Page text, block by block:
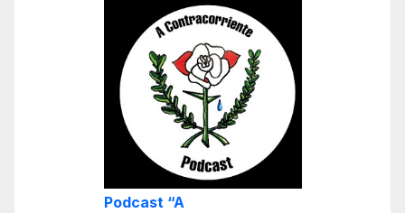
Podcast “A